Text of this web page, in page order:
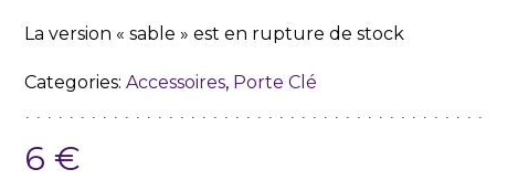
La version « sable » est en rupture de stock
Categories:Accessoires, Porte Clé
6€